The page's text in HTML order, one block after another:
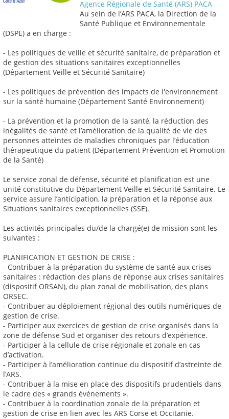
Agence Régionale de Santé (ARS) PACA
Au sein de l’ARS PACA, la Direction de la
Santé Publique et Environnementale
(DSPE) a en charge :
- Les politiques de veille et sécurité sanitaire, de préparation et
de gestion des situations sanitaires exceptionnelles
(Département Veille et Sécurité Sanitaire)
- Les politiques de prévention des impacts de l'environnement
sur la santé humaine (Département Santé Environnement)
- La prévention et la promotion de la santé, la réduction des
inégalités de santé et l’amélioration de la qualité de vie des
personnes atteintes de maladies chroniques par l’éducation
thérapeutique du patient (Département Prévention et Promotion
de la Santé)
Le service zonal de défense, sécurité et planification est une
unité constitutive du Département Veille et Sécurité Sanitaire. Le
service assure l’anticipation, la préparation et la réponse aux
Situations sanitaires exceptionnelles (SSE).
Les activités principales du/de la chargé(e) de mission sont les
suivantes :
PLANIFICATION ET GESTION DE CRISE :
- Contribuer à la préparation du système de santé aux crises
sanitaires : rédaction des plans de réponse aux crises sanitaires
(dispositif ORSAN), du plan zonal de mobilisation, des plans
ORSEC.
- Contribuer au déploiement régional des outils numériques de
gestion de crise.
- Participer aux exercices de gestion de crise organisés dans la
zone de défense Sud et organiser des retours d’expérience.
- Participer à la cellule de crise régionale et zonale en cas
d’activation.
- Participer à l’amélioration continue du dispositif d’astreinte de
l’ARS.
- Contribuer à la mise en place des dispositifs prudentiels dans
le cadre des « grands événements ».
- Contribuer à la coordination zonale de la préparation et
gestion de crise en lien avec les ARS Corse et Occitanie.